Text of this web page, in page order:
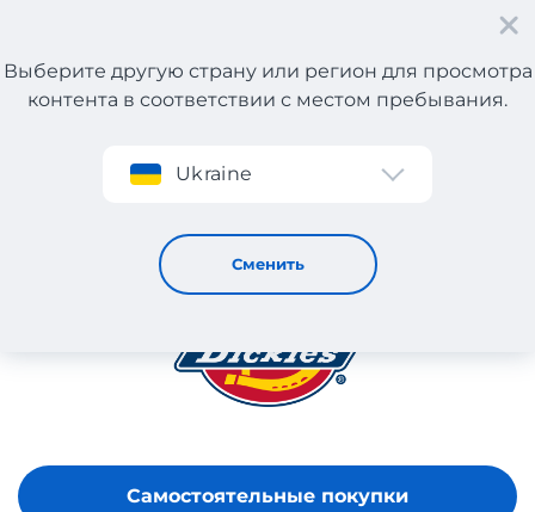
Регистрация
Выберите другую страну или регион для просмотра
контента в соответствии с местом пребывания.
Ukraine
Сменить
Dickies
Самостоятельные покупки